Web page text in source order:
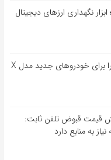
نگهداری ارزهای دیجیتال
تسلا سرویس گیمینگ استیم را برای خودروهای جدید مدل X
قیمت قبوض تلفن ثابت:
به منابع دارد